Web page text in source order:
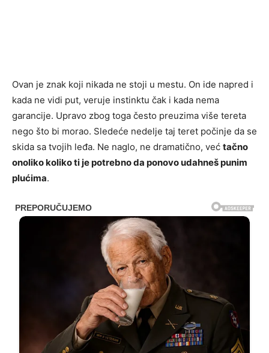
Ovan je znak koji nikada ne stoji u mestu. On ide napred i
kada ne vidi put, veruje instinktu čak i kada nema
garancije. Upravo zbog toga često preuzima više tereta
nego što bi morao. Sledeće nedelje taj teret počinje da se
skida sa tvojih leđa. Ne naglo, ne dramatično, već tačno
onoliko koliko ti je potrebno da ponovo udahneš punim
plućima.